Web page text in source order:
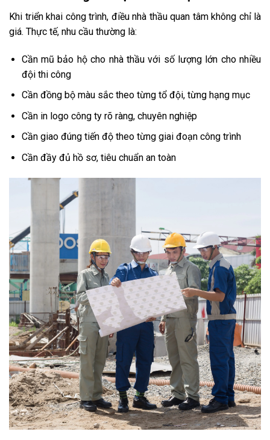
Khi triển khai công trình, điều nhà thầu quan tâm không chỉ là
giá. Thực tế, nhu cầu thường là:
Cần mũ bảo hộ cho nhà thầu với số lượng lớn cho nhiều
đội thi công
Cần đồng bộ màu sắc theo từng tổ đội, từng hạng mục
Cần in logo công ty rõ ràng, chuyên nghiệp
Cần giao đúng tiến độ theo từng giai đoạn công trình
Cần đầy đủ hồ sơ, tiêu chuẩn an toàn